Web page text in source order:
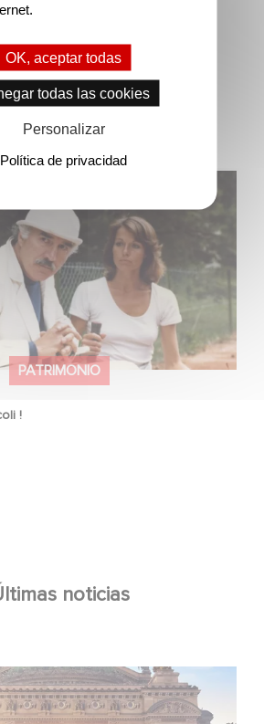
Bacri
PATRIMONIO
!
!
noticias
anuncian la secuela de Ballerina
OK, aceptar todas
todas las cookies
Personalizar
Política de privacidad